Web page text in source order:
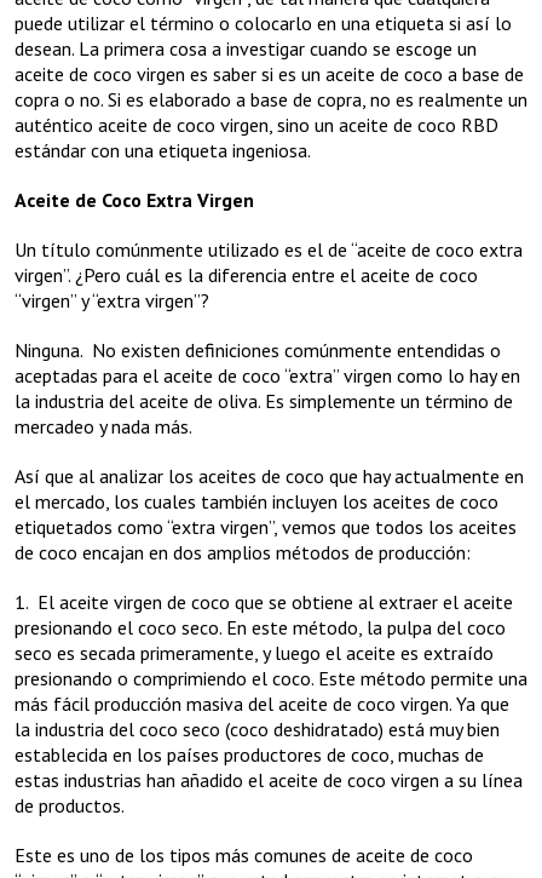
puede utilizar el término o colocarlo en una etiqueta si así lo
desean. La primera cosa a investigar cuando se escoge un
aceite de coco virgen es saber si es un aceite de coco a base de
copra o no. Si es elaborado a base de copra, no es realmente un
auténtico aceite de coco virgen, sino un aceite de coco RBD
estándar con una etiqueta ingeniosa.
Aceite de Coco Extra Virgen
Un título comúnmente utilizado es el de “aceite de coco extra
virgen”. ¿Pero cuál es la diferencia entre el aceite de coco
“virgen” y “extra virgen”?
Ninguna. No existen definiciones comúnmente entendidas o
aceptadas para el aceite de coco “extra” virgen como lo hay en
la industria del aceite de oliva. Es simplemente un término de
mercadeo y nada más.
Así que al analizar los aceites de coco que hay actualmente en
el mercado, los cuales también incluyen los aceites de coco
etiquetados como “extra virgen”, vemos que todos los aceites
de coco encajan en dos amplios métodos de producción:
1. El aceite virgen de coco que se obtiene al extraer el aceite
presionando el coco seco. En este método, la pulpa del coco
seco es secada primeramente, y luego el aceite es extraído
presionando o comprimiendo el coco. Este método permite una
más fácil producción masiva del aceite de coco virgen. Ya que
la industria del coco seco (coco deshidratado) está muy bien
establecida en los países productores de coco, muchas de
estas industrias han añadido el aceite de coco virgen a su línea
de productos.
Este es uno de los tipos más comunes de aceite de coco